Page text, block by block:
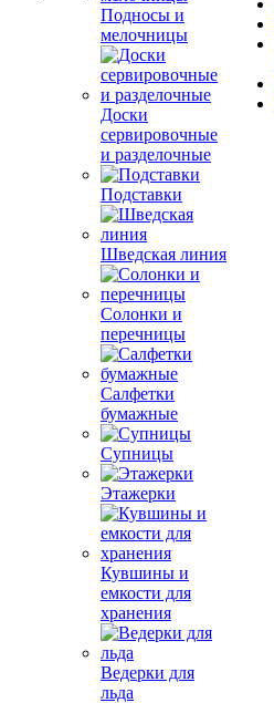
Подносы и
мелочницы
Доски
сервировочные
и разделочные
Подставки
Шведская линия
Солонки и
перечницы
Салфетки
бумажные
Супницы
Этажерки
Кувшины и
емкости для
хранения
Ведерки для
льда